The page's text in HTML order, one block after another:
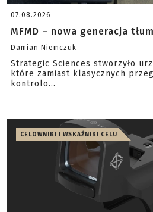
07.08.2026
MFMD – nowa generacja
Damian Niemczuk
Strategic Sciences stworzyło
które zamiast klasycznych
kontrolo...
CELOWNIKI I WSKAŹNIKI CELU